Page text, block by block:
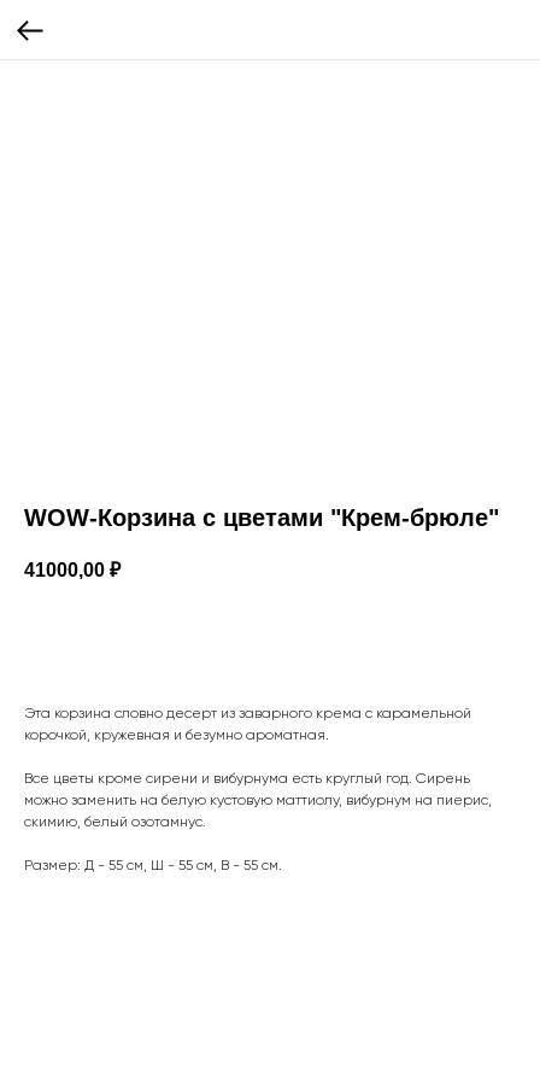
WOW-Корзина с цветами "Крем-брюле"
41000,00 ₽
Эта корзина словно десерт из заварного крема с карамельной
корочкой, кружевная и безумно ароматная.
Все цветы кроме сирени и вибурнума есть круглый год. Сирень
можно заменить на белую кустовую маттиолу, вибурнум на пиерис,
скимию, белый озотамнус.
Размер: Д - 55 см, Ш - 55 см, В - 55 см.